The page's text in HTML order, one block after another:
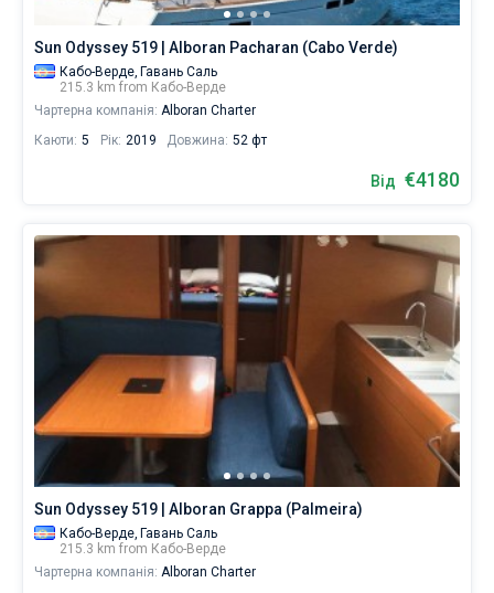
Кабо-
Верде.
база
даних
від
відпочинку
незабутньої
подорожі.
Вибирайте
для
подорожі
Sailica.
Поруч
Палмейра.
Sun Odyssey 519 | Alboran Pacharan (Cabo Verde)
Кабо-Верде, Гавань Саль
215.3 km from Кабо-Верде
Чартерна компанія: Alboran Charter
Каюти: 5 Рік: 2019 Довжина: 52 фт
Від €4180
Sun Odyssey 519 | Alboran Grappa (Palmeira)
Кабо-Верде, Гавань Саль
215.3 km from Кабо-Верде
Чартерна компанія: Alboran Charter
Без шкіпера
Зі шкіпером
Показати результати(0)